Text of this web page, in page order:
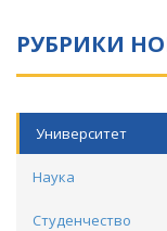
РУБРИКИ
Университет
Наука
Студенчество